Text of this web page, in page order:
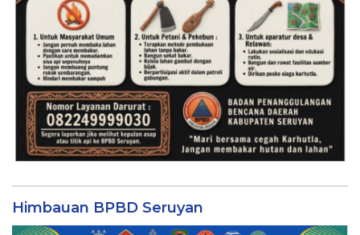
Himbauan BPBD Seruyan